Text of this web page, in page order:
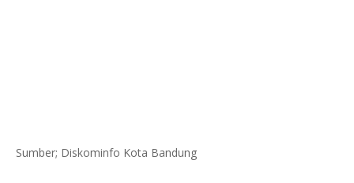
Sumber; Diskominfo Kota Bandung